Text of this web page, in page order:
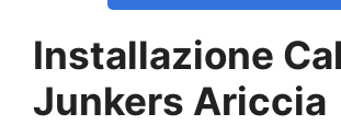
Installazione
Junkers Ariccia